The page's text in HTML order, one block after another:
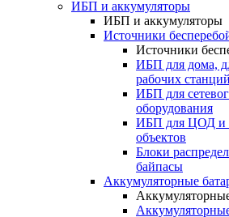
ИБП и аккумуляторы
ИБП и аккумуляторы
Источники
Источники
ИБП для дома,
рабочих станций
ИБП для
оборудования
ИБП для ЦОД и
объектов
Блоки
байпасы
Аккумуляторные